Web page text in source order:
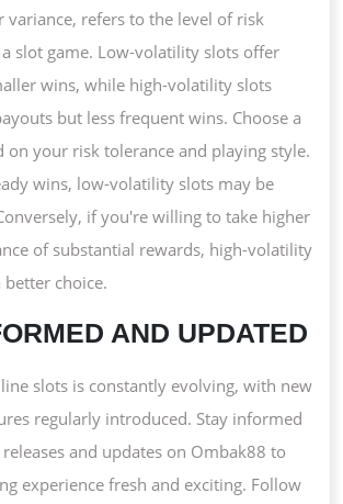
variance, refers to the level of risk
slot game. Low-volatility slots offer
wins, while high-volatility slots
but less frequent wins. Choose a
on your risk tolerance and playing style.
wins, low-volatility slots may be
if you're willing to take higher
of substantial rewards, high-volatility
choice.
AND UPDATED
slots is constantly evolving, with new
regularly introduced. Stay informed
and updates on Ombak88 to
experience fresh and exciting. Follow